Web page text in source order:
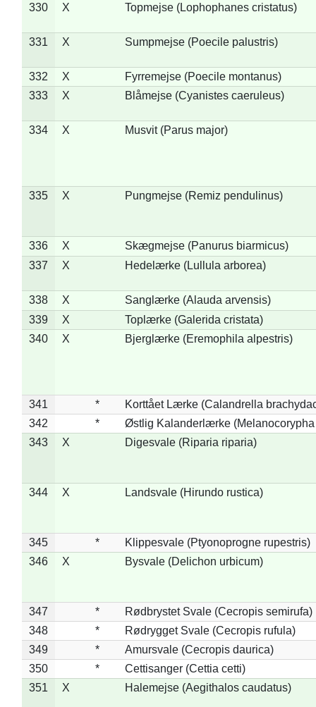
330 X Topmejse (Lophophanes cristatus)
331 X Sumpmejse (Poecile palustris)
332 X
Fyrremejse (Poecile montanus)
333
X Blåmejse (Cyanistes caeruleus)
334 X Musvit (Parus major)
335 X Pungmejse (Remiz pendulinus)
336 X
Skægmejse (Panurus biarmicus)
337
X Hedelærke (Lullula arborea)
338 X
Sanglærke (Alauda arvensis)
339
X
Toplærke (Galerida cristata)
340
X Bjerglærke (Eremophila alpestris)
341 *
Korttået Lærke (Calandrella
342
*
Østlig Kalanderlærke (Melanocorypha
343
X Digesvale (Riparia riparia)
344 X Landsvale (Hirundo rustica)
345 *
Klippesvale (Ptyonoprogne rupestris)
346
X Bysvale (Delichon urbicum)
347 *
Rødbrystet Svale (Cecropis semirufa)
348
*
Rødrygget Svale (Cecropis rufula)
349
*
Amursvale (Cecropis daurica)
350
*
Cettisanger (Cettia cetti)
351
X Halemejse (Aegithalos caudatus)